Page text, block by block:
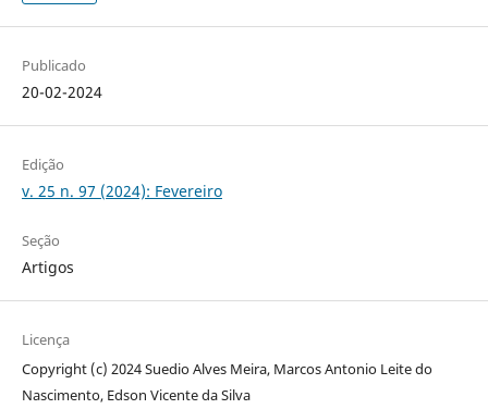
Publicado
20-02-2024
Edição
v. 25 n. 97 (2024): Fevereiro
Seção
Artigos
Licença
Copyright (c) 2024 Suedio Alves Meira, Marcos Antonio Leite do
Nascimento, Edson Vicente da Silva